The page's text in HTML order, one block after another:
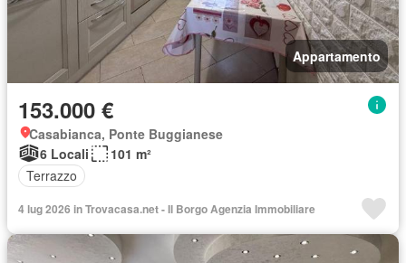
Appartamento
153.000 €
Casabianca, Ponte Buggianese
6 Locali
101 m²
Terrazzo
4 lug 2026 in Trovacasa.net - Il Borgo Agenzia Immobiliare